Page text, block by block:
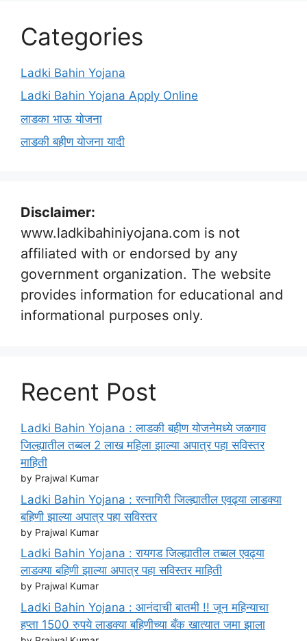
Categories
Ladki Bahin Yojana
Ladki Bahin Yojana Apply Online
लाडका भाऊ योजना
लाडकी बहीण योजना यादी
Disclaimer:
www.ladkibahiniyojana.com is not
affiliated with or endorsed by any
government organization. The website
provides information for educational and
informational purposes only.
Recent Post
Ladki Bahin Yojana : लाडकी बहीण योजनेमध्ये जळगाव
जिल्ह्यातील तब्बल 2 लाख महिला झाल्या अपात्र पहा सविस्तर
माहिती
by Prajwal Kumar
Ladki Bahin Yojana : रत्नागिरी जिल्ह्यातील एवढ्या लाडक्या
बहिणी झाल्या अपात्र पहा सविस्तर
by Prajwal Kumar
Ladki Bahin Yojana : रायगड जिल्ह्यातील तब्बल एवढ्या
लाडक्या बहिणी झाल्या अपात्र पहा सविस्तर माहिती
by Prajwal Kumar
Ladki Bahin Yojana : आनंदाची बातमी !! जून महिन्याचा
हप्ता 1500 रुपये लाडक्या बहिणीच्या बँक खात्यात जमा झाला